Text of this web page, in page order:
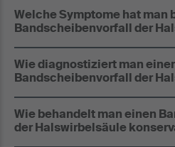
Welche Symptome hat man
Bandscheibenvorfall der
Wie diagnostiziert man
Bandscheibenvorfall der
Wie behandelt man einen
der Halswirbelsäule